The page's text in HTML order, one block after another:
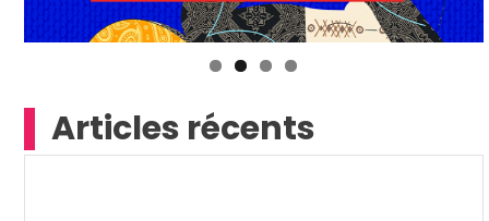
Articles récents